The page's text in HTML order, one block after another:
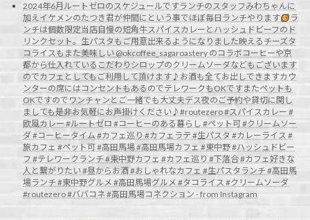
2024年6月ルートゼロのスケジュールですランチのスタッフみわちゃんに
加えイケメンのたつき君が仲間にという事でほぼ毎日ランチやります
ラ
ンチは個数限定当店自慢の短角牛スパイスカレーとハッシュドビーフのド
リンクセット。生パスタもご用意出来るようになりました映えるチーズタ
コライスもまた美味しい @okcoffee_sagaroastery のコラボコーヒーや京
都から仕入れているこだわりシロップのクリームソーダなどもございます
のでカフェとしてもご利用して頂けます♪お酒も全てお出しできますカウ
ンターの席にはコンセントもあるのでテレワークもOKですまたペットも
OKですのでワンチャンとご一緒でも大丈夫デス夜のご予約や貸切に関し
ましても是非お気軽にお声掛けください♪#routezero #スパイスカレー #
欧風カレー #ルートゼロ #コーヒーのある暮らし #ペット可 #クリームソー
ダ #コーヒータイム #カフェ巡り #カフェラテ #生パスタ #カレーライス #
旅カフェ #ペット可 #高田馬場 #高田馬場カフェ #東中野 #ハッシュドビー
フ #テレワークランチ #東中野カフェ #カフェ巡り #下落合 #カフェ好きな
人と繋がりたい #昼からお酒 #おしゃれなカフェ #生パスタランチ #高田馬
場ランチ #東中野グルメ #高田馬場グルメ #タコライス #クリームソーダ
#routezero #ババコネ #高田馬場コネクション - from Instagram